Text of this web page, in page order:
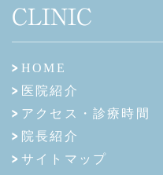
CLINIC
HOME
医院紹介
アクセス・診療時間
院長紹介
サイトマップ